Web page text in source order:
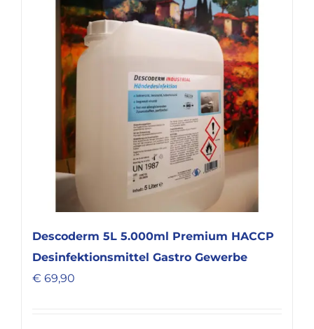
Descoderm 5L 5.000ml Premium HACCP
Desinfektionsmittel Gastro Gewerbe
€ 69,90